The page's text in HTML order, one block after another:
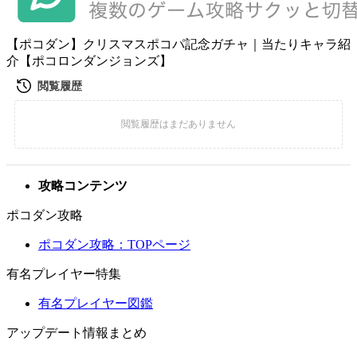
【ポコダン】クリスマスポコパ記念ガチャ｜当たりキャラ紹
介【ポコロンダンジョンズ】
攻略コンテンツ
ポコダン攻略
ポコダン攻略：TOPページ
有名プレイヤー特集
有名プレイヤー図鑑
アップデート情報まとめ